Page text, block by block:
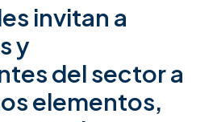
invitan a
y
del sector a
elementos,